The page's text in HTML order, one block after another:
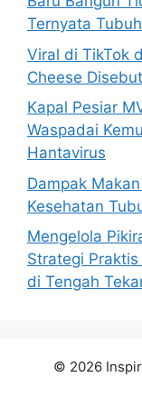
r
:
Ternyata
Viral di TikTok
Cheese
Kapal Pesiar
Waspadai
Hantavirus
Dampak
Kesehatan
Mengelola
Strategi
di Tengah
© 2026